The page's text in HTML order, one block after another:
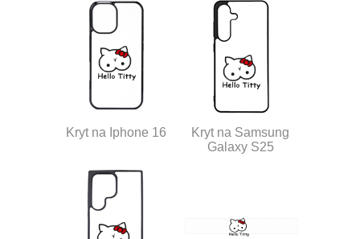
Kryt na Iphone 16
Kryt na Samsung
Galaxy S25